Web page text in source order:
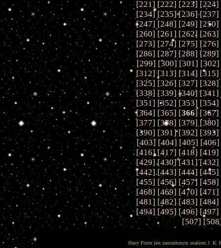
[221] [222] [223] [224]
[234] [235] [236] [237]
[247] [248] [249] [250]
[260] [261] [262] [263]
[273] [274] [275] [276]
[286] [287] [288] [289]
[299] [300] [301] [302]
[312] [313] [314] [315]
[325] [326] [327] [328]
[338] [339] [340] [341]
[351] [352] [353] [354]
[364] [365] [366] [367]
[377] [378] [379] [380]
[390] [391] [392] [393]
[403] [404] [405] [406]
[416] [417] [418] [419]
[429] [430] [431] [432]
[442] [443] [444] [445]
[455] [456] [457] [458]
[468] [469] [470] [471]
[481] [482] [483] [484]
[494] [495] [496] [497]
[507] [508
Harry Potter jest zastrzeżonym znakiem J. K.